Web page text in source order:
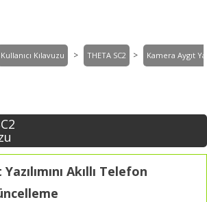
Kullanıcı Kılavuzu > THETA SC2 > Kamera Aygıt
Akıllı Telefon